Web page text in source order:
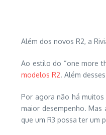
Além dos novos R2, a
Ao estilo do “one more
modelos R2. Além
Por agora não há muitos
maior desempenho.
que um R3 possa ter um